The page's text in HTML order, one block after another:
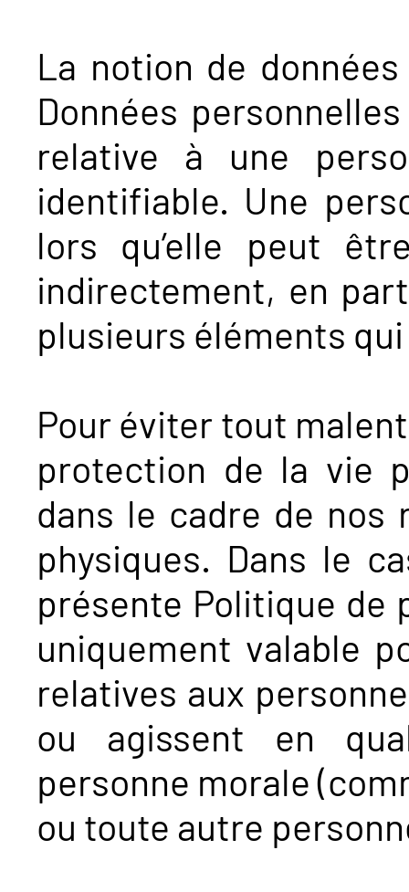
La notion de
Données
relative à une
identifiable. Une
lors qu’elle peut
indirectement, en
plusieurs éléments
Pour éviter tout
protection de la vie
dans le cadre de nos
physiques. Dans le
présente Politique de
uniquement valable
relatives aux
ou agissent en
personne morale
ou toute autre